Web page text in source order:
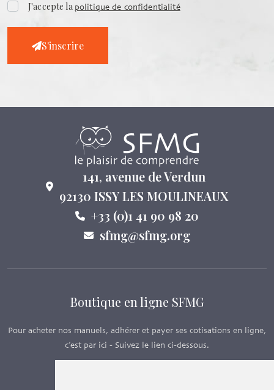
J'accepte lapolitique de confidentialité
S'inscrire
141, avenue de Verdun
92130 ISSY LES MOULINEAUX
+33 (0)1 41 90 98 20
sfmg@sfmg.org
Boutique en ligne SFMG
Pour acheter nos manuels, adhérer et payer ses cotisations en ligne,
c’est par ici - Suivez le lien ci-dessous.